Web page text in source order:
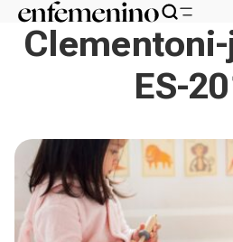
ES-